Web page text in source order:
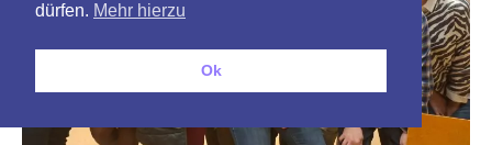
dürfen. Mehr hierzu
Ok